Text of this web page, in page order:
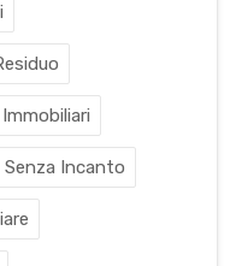
Incanto